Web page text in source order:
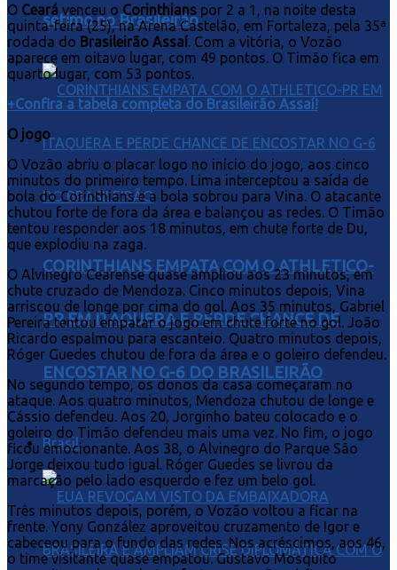
sétimo no Brasileirão
CORINTHIANS EMPATA COM O ATHLETICO-
PR EM ITAQUERA E PERDE CHANCE DE
ENCOSTAR NO G-6 DO BRASILEIRÃO
Brasil
O Cearávenceu oCorinthians por 2 a 1, na noite desta
quinta-feira (25), na Arena Castelão, em Fortaleza, pela 35ª
rodada do Brasileirão Assaí. Com a vitória, o Vozão
aparece em oitavo lugar, com 49 pontos. O Timão fica em
quarto lugar, com 53 pontos.
+Confira a tabela completa do Brasileirão Assaí!
O jogo
O Vozão abriu o placar logo no início do jogo, aos cinco
minutos do primeiro tempo. Lima interceptou a saída de
bola do Corinthians e a bola sobrou para Vina. O atacante
chutou forte de fora da área e balançou as redes. O Timão
tentou responder aos 18 minutos, em chute forte de Du,
que explodiu na zaga.
O Alvinegro Cearense quase ampliou aos 23 minutos, em
chute cruzado de Mendoza. Cinco minutos depois, Vina
arriscou de longe por cima do gol. Aos 35 minutos, Gabriel
Pereira tentou empatar o jogo em chute forte no gol. João
Ricardo espalmou para escanteio. Quatro minutos depois,
Róger Guedes chutou de fora da área e o goleiro defendeu.
No segundo tempo, os donos da casa começaram no
ataque. Aos quatro minutos, Mendoza chutou de longe e
Cássio defendeu. Aos 20, Jorginho bateu colocado e o
goleiro do Timão defendeu mais uma vez. No fim, o jogo
ficou emocionante. Aos 38, o Alvinegro do Parque São
Jorge deixou tudo igual. Róger Guedes se livrou da
marcação pelo lado esquerdo e fez um belo gol.
Três minutos depois, porém, o Vozão voltou a ficar na
frente. Yony González aproveitou cruzamento de Igor e
cabeceou para o fundo das redes. Nos acréscimos, aos 46,
o time visitante quase empatou. Gustavo Mosquito